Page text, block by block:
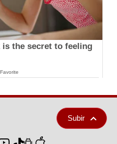
the secret to feeling
Subir